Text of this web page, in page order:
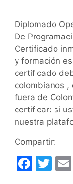
Diplomado
De
Certificado
y formación
certificado
colombianos ,
fuera de
certificar: si
nuestra
Compartir:
F
T